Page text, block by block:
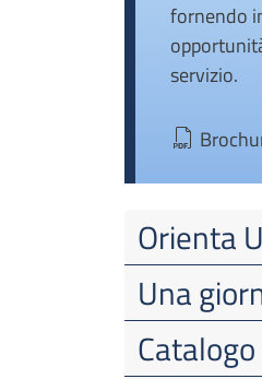
fornendo
servizio.
Orienta
Una
Catalogo